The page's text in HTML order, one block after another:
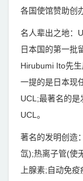
各国使馆赞助创
名人辈出之地：
日本国的第一批
Hirubumi Ito先
一提的是日本现
UCL;最著名的
UCL。
著名的发明创造
氙);热离子管(使
上腺素;自动免